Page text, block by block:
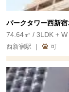
パークタワー西新
74.64㎡ / 3LDK + W
西新宿駅 ｜ 可